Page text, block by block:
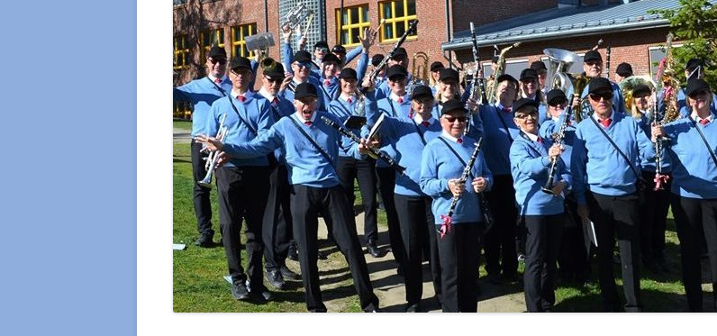
NJK PÅ TUR! MEDLEMSLISTE
KOMITEER
JULETREFESTER
NOTEOVERSIKT